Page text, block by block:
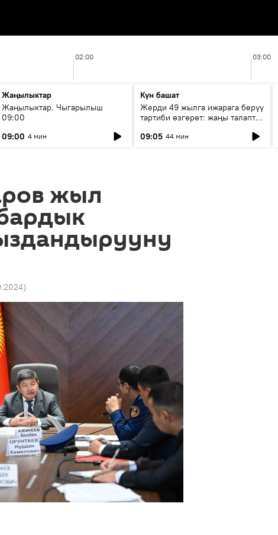
02:00 03:00
Жаңылыктар
Жаңылыктар. Чыгарылыш
09:00
09:00 4 мин
Күн башат
Жерди 49 жылга ижарага берүү
тартиби өзгөрөт: жаңы талаптар
09:05 44 мин
жыл
)